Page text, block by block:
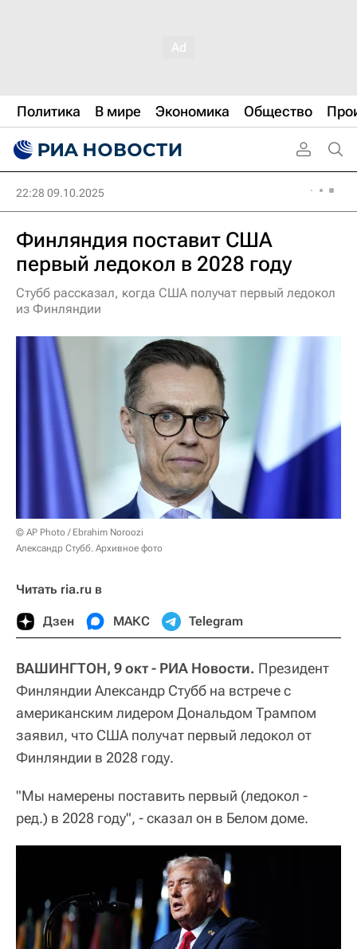
Политика В мире Экономика Общество
22:28 09.10.2025
Финляндия поставит США
первый ледокол в 2028 году
Стубб рассказал, когда США получат первый ледокол
из Финляндии
© AP Photo / Ebrahim Noroozi
Александр Стубб. Архивное фото
Читать ria.ru в
Дзен МАКС Telegram
ВАШИНГТОН, 9 окт - РИА Новости. Президент
Финляндии Александр Стубб на встрече с
американским лидером Дональдом Трампом
заявил, что США получат первый ледокол от
Финляндии в 2028 году.
"Мы намерены поставить первый (ледокол -
ред.) в 2028 году", - сказал он в Белом доме.